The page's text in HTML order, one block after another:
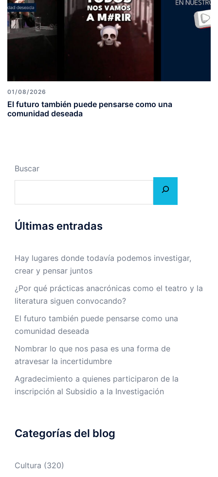
01/08/2026
El futuro también puede pensarse como una
comunidad deseada
Buscar
Últimas entradas
Hay lugares donde todavía podemos investigar,
crear y pensar juntos
¿Por qué prácticas anacrónicas como el teatro y la
literatura siguen convocando?
El futuro también puede pensarse como una
comunidad deseada
Nombrar lo que nos pasa es una forma de
atravesar la incertidumbre
Agradecimiento a quienes participaron de la
inscripción al Subsidio a la Investigación
Categorías del blog
Cultura (320)